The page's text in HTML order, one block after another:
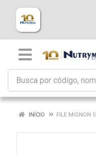
INÍCIO FILE MIGNON